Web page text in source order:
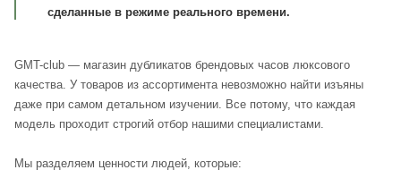
сделанные в режиме реального времени.
GMT-club — магазин дубликатов брендовых часов люксового
качества. У товаров из ассортимента невозможно найти изъяны
даже при самом детальном изучении. Все потому, что каждая
модель проходит строгий отбор нашими специалистами.
Мы разделяем ценности людей, которые: